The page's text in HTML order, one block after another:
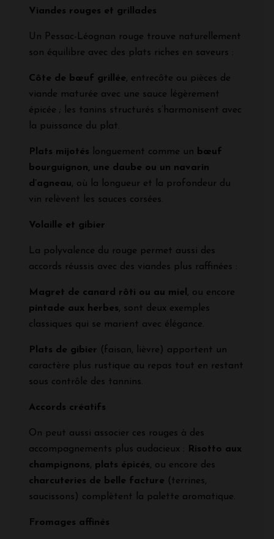
Viandes rouges et grillades
Un Pessac-Léognan rouge trouve naturellement
son équilibre avec des plats riches en saveurs :
Côte de bœuf grillée, entrecôte ou pièces de
viande maturée avec une sauce légèrement
épicée ; les tanins structurés s’harmonisent avec
la puissance du plat.
Plats mijotés longuement comme un
bœuf
bourguignon, une daube ou un navarin
d’agneau, où la longueur et la profondeur du
vin relèvent les sauces corsées.
Volaille et gibier
La polyvalence du rouge permet aussi des
accords réussis avec des viandes plus raffinées :
Magret de canard rôti ou au miel , ou encore
pintade aux herbes, sont deux exemples
classiques qui se marient avec élégance.
Plats de gibier (faisan, lièvre) apportent un
caractère plus rustique au repas tout en restant
sous contrôle des tannins.
Accords créatifs
On peut aussi associer ces rouges à des
accompagnements plus audacieux :
Risotto aux
champignons, plats épicés, ou encore des
charcuteries de belle facture (terrines,
saucissons) complètent la palette aromatique.
Fromages affinés